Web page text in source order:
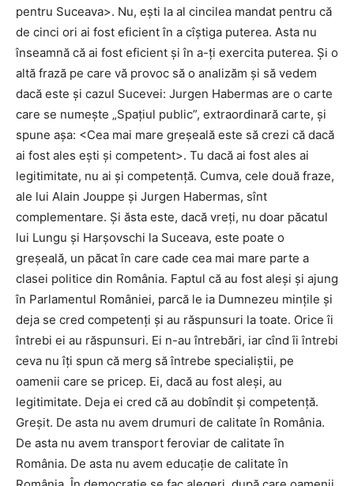
pentru Suceava>. Nu, ești la al cincilea mandat pentru că
de cinci ori ai fost eficient în a cîștiga puterea. Asta nu
înseamnă că ai fost eficient și în a-ți exercita puterea. Și o
altă frază pe care vă provoc să o analizăm și să vedem
dacă este și cazul Sucevei: Jurgen Habermas are o carte
care se numește „Spațiul public”, extraordinară carte, și
spune așa: <Cea mai mare greșeală este să crezi că dacă
ai fost ales ești și competent>. Tu dacă ai fost ales ai
legitimitate, nu ai și competență. Cumva, cele două fraze,
ale lui Alain Jouppe și Jurgen Habermas, sînt
complementare. Și ăsta este, dacă vreți, nu doar păcatul
lui Lungu și Harșovschi la Suceava, este poate o
greșeală, un păcat în care cade cea mai mare parte a
clasei politice din România. Faptul că au fost aleși și ajung
în Parlamentul României, parcă le ia Dumnezeu mințile și
deja se cred competenți și au răspunsuri la toate. Orice îi
întrebi ei au răspunsuri. Ei n-au întrebări, iar cînd îi întrebi
ceva nu îți spun că merg să întrebe specialiștii, pe
oamenii care se pricep. Ei, dacă au fost aleși, au
legitimitate. Deja ei cred că au dobîndit și competență.
Greșit. De asta nu avem drumuri de calitate în România.
De asta nu avem transport feroviar de calitate în
România. De asta nu avem educație de calitate în